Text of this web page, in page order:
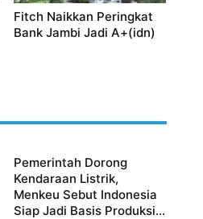
Fitch Naikkan Peringkat
Bank Jambi Jadi A+(idn)
Pemerintah Dorong
Kendaraan Listrik,
Menkeu Sebut Indonesia
Siap Jadi Basis Produksi...